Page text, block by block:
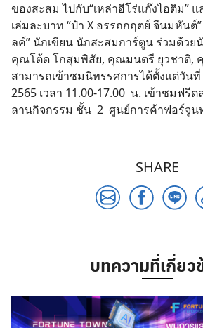
ของสะสม ไปกับ“เหล่าฮีโร่แก๊งไอติม”
เล่มละบาท “ป๋า X อรรถกฤตย์ จีนมหันต์
ลค์” นักเขียน นักสะสมการ์ตูน ร่วมด้วย
คุณโต้ด โกสุมพิสัย, คุณมนตรี ยุวชาติ,
สามารถเข้าชมนิทรรศการได้ตั้งแต่วันที่
2565 เวลา 11.00-17.00 น. เข้าชมฟรี
ลานกิจกรรม ชั้น 2 ศูนย์การค้าฟอร์จูน
SHARE
บทความที่เกี่ยว